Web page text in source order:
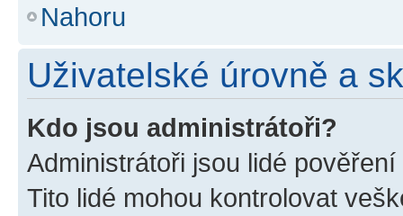
Nahoru
Uživatelské úrovně a
Kdo jsou administrátoři?
Administrátoři jsou lidé
Tito lidé mohou kontrolovat